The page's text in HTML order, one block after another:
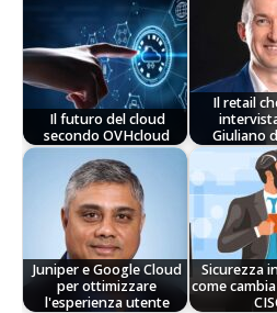
Il futuro del cloud
secondo OVHcloud
Il retail
Giuliano
Juniper e Google Cloud
per ottimizzare
l'esperienza utente
Sicurezza
come